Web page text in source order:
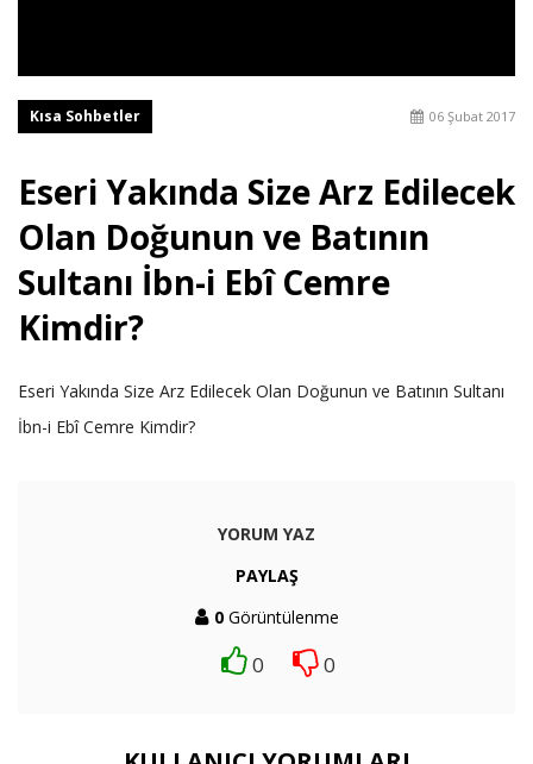
Kısa Sohbetler 06 Şubat 2017
Eseri Yakında Size Arz Edilecek
Olan Doğunun ve Batının
Sultanı İbn-i Ebî Cemre
Kimdir?
Eseri Yakında Size Arz Edilecek Olan Doğunun ve Batının Sultanı
İbn-i Ebî Cemre Kimdir?
YORUM YAZ
PAYLAŞ
0Görüntülenme
0 0